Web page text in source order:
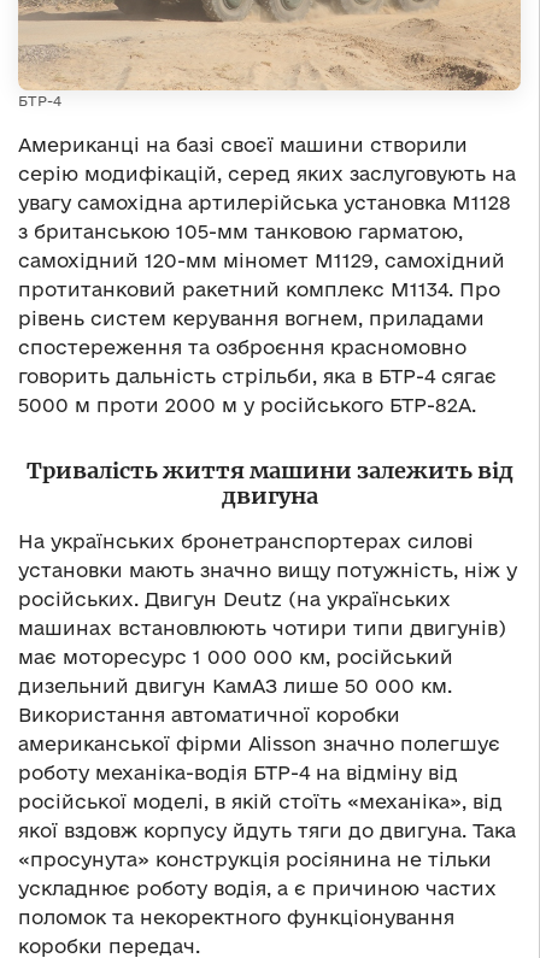
БТР-4
Американці на базі своєї машини створили
серію модифікацій, серед яких заслуговують на
увагу самохідна артилерійська установка М1128
з британською 105-мм танковою гарматою,
самохідний 120-мм міномет М1129, самохідний
протитанковий ракетний комплекс М1134. Про
рівень систем керування вогнем, приладами
спостереження та озброєння красномовно
говорить дальність стрільби, яка в БТР-4 сягає
5000 м проти 2000 м у російського БТР-82А.
Тривалість життя машини залежить від
двигуна
На українських бронетранспортерах силові
установки мають значно вищу потужність, ніж у
російських. Двигун Deutz (на українських
машинах встановлюють чотири типи двигунів)
має моторесурс 1 000 000 км, російський
дизельний двигун КамАЗ лише 50 000 км.
Використання автоматичної коробки
американської фірми Alisson значно полегшує
роботу механіка-водія БТР-4 на відміну від
російської моделі, в якій стоїть «механіка», від
якої вздовж корпусу йдуть тяги до двигуна. Така
«просунута» конструкція росіянина не тільки
ускладнює роботу водія, а є причиною частих
поломок та некоректного функціонування
коробки передач.